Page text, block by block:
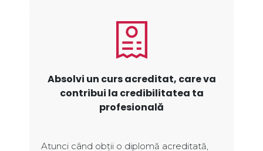
Absolvi un curs acreditat, care va
contribui la credibilitatea ta
profesională
Atunci când obții o diplomă acreditată,